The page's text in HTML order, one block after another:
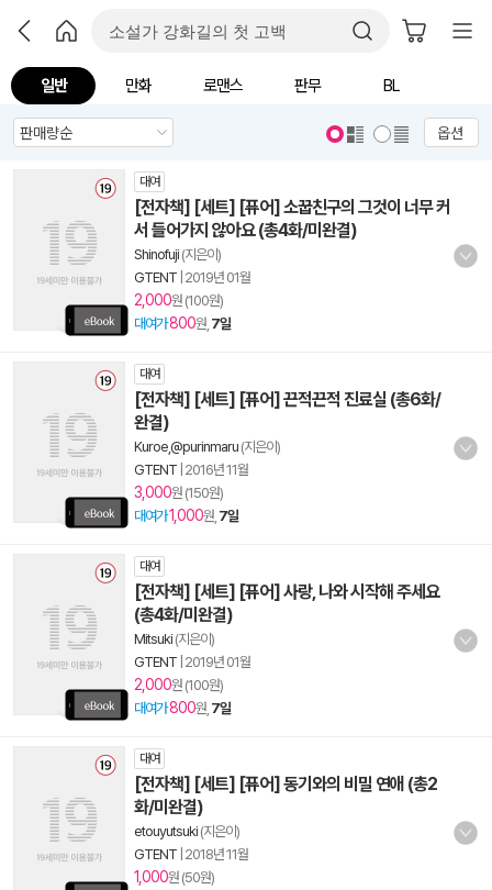
일반 만화 로맨스 판무 BL
옵션
대여
[전자책] [세트] [퓨어] 소꿉친구의 그것이 너무 커
서 들어가지 않아요 (총4화/미완결)
Shinofuji (지은이)
GTENT 2019년 01월
2,000원 (100원)
대여가800원, 7일
대여
[전자책] [세트] [퓨어] 끈적끈적 진료실 (총6화/
완결)
Kuroe,@purinmaru (지은이)
GTENT 2016년 11월
3,000원 (150원)
대여가1,000원, 7일
대여
[전자책] [세트] [퓨어] 사랑, 나와 시작해 주세요
(총4화/미완결)
Mitsuki (지은이)
GTENT 2019년 01월
2,000원 (100원)
대여가800원, 7일
대여
[전자책] [세트] [퓨어] 동기와의 비밀 연애 (총2
화/미완결)
etouyutsuki (지은이)
GTENT 2018년 11월
1,000원 (50원)